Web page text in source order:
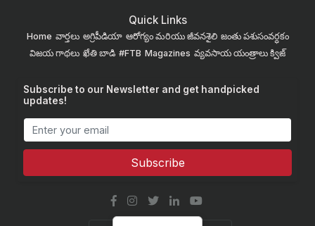
Quick Links
Home వార్తలు అగ్రిపీడియా ఆరోగ్యం మరియు జీవనశైలి జంతు పశుసంవర్ధకం
విజయ గాథలు ఖేతి బాడి #FTB Magazines వ్యవసాయ యంత్రాలు క్విజ్
Subscribe to our Newsletter and get handpicked
updates!
Subscribe